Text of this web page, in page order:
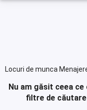
Locuri de munca
Nu am găsit ceea ce
filtre de